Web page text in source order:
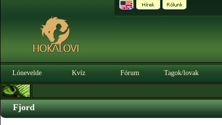
Lónevelde Kvíz Fórum Tagok/lovak
Fjord